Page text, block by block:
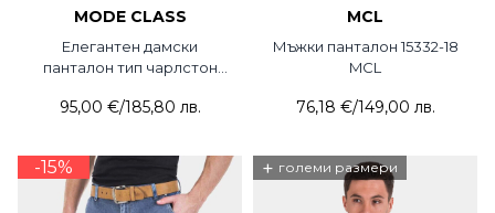
MODE CLASS
Елегантен дамски
панталон тип чарлстон
95,00 €/185,80 лв.
MCL
Мъжки панталон 15332-18
MCL
76,18 €/149,00 лв.
-15% + големи размери